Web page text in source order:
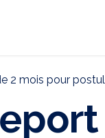
pour postuler